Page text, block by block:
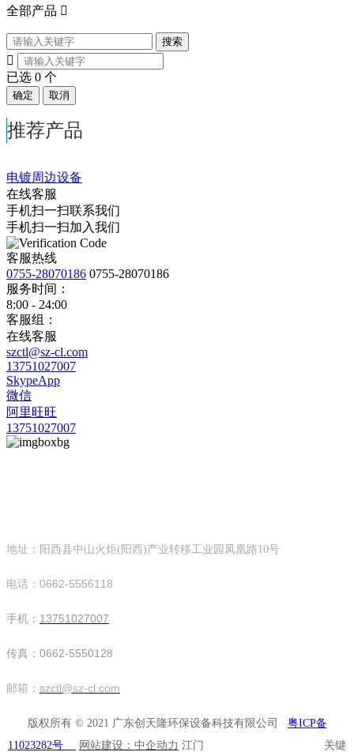
全部产品 
搜索

已选 0 个
确定 取消
推荐产品
电镀周边设备
在线客服
手机扫一扫联系我们
手机扫一扫加入我们
客服热线
0755-28070186 0755-28070186
服务时间：
8:00 - 24:00
客服组：
在线客服
szctl@sz-cl.com
13751027007
SkypeApp
微信
阿里旺旺
13751027007
地址：阳西县中山火炬(阳西)产业转移工业园凤凰路10号
电话：0662-5556118
手机： 13751027007
传真：0662-5550128
邮箱： szctl@sz-cl.com
版权所有 © 2021 广东创天隆环保设备科技有限公司 粤ICP备
11023282号
网站建设：中企动力 江门 关键